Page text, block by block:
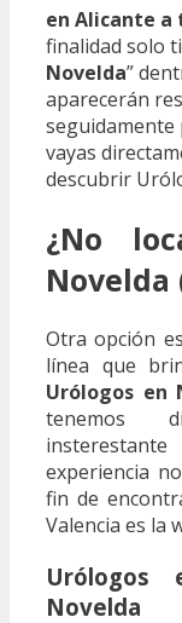
en Alicante a
finalidad solo
Novelda”
aparecerán
vayas
descubrir
¿No
Novelda
Otra opción
línea que
Urólogos en
tenemos
experiencia
fin de
Valencia es la
Urólogos
Novelda